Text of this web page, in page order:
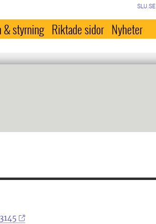
SLU.SE
& styrning Riktade sidor Nyheter